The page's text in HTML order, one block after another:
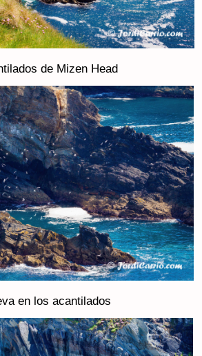
de Mizen Head
en los acantilados